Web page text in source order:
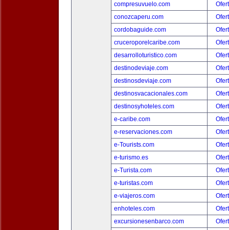
compresuvuelo.com
conozcaperu.com
cordobaguide.com
cruceroporelcaribe.com
desarrolloturistico.com
destinodeviaje.com
destinosdeviaje.com
destinosvacacionales.com
destinosyhoteles.com
e-caribe.com
e-reservaciones.com
e-Tourists.com
e-turismo.es
e-Turista.com
e-turistas.com
e-viajeros.com
enhoteles.com
excursionesenbarco.com